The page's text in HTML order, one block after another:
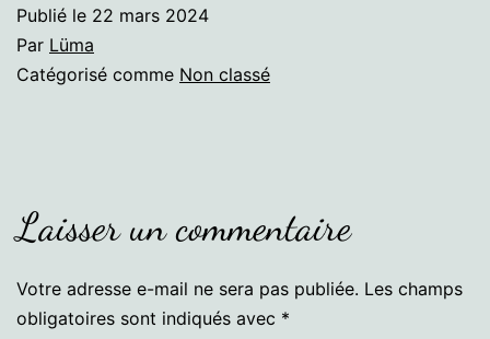
Publié le 22 mars 2024
Par Lüma
Catégorisé comme Non classé
Laisser un commentaire
Votre adresse e-mail ne sera pas publiée. Les champs
obligatoires sont indiqués avec *